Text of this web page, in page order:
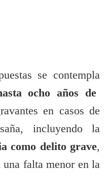
se contempla
ocho años de
en casos de
incluyendo la
como delito grave,
una falta menor en la